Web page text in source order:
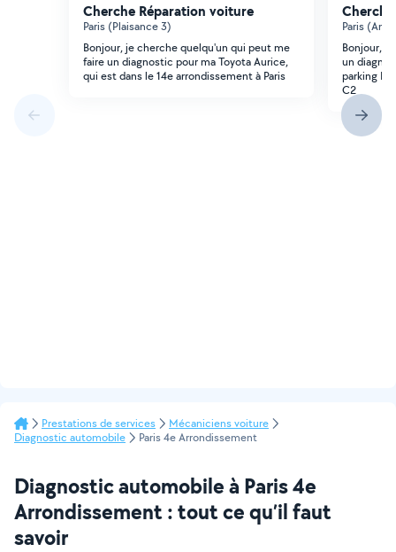
Cherche Réparation voiture
Paris (Plaisance 3)
Bonjour, je cherche quelqu'un qui peut me
faire un diagnostic pour ma Toyota Aurice,
qui est dans le 14e arrondissement à Paris
Paris
Bonjour, j
un
parking
C2
Prestations de services
Mécaniciens voiture
Diagnostic automobile
Paris 4e Arrondissement
Diagnostic automobile à Paris 4e
Arrondissement : tout ce qu’il faut
savoir